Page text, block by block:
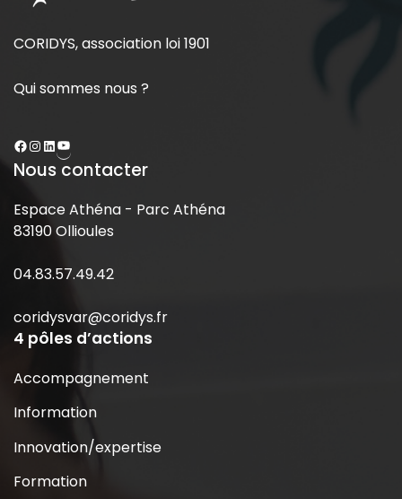
CORIDYS, association loi 1901
Qui sommes nous ?
Nous contacter
Espace Athéna - Parc Athéna
83190 Ollioules
04.83.57.49.42
coridysvar@coridys.fr
4 pôles d’actions
Accompagnement
Information
Innovation/expertise
Formation